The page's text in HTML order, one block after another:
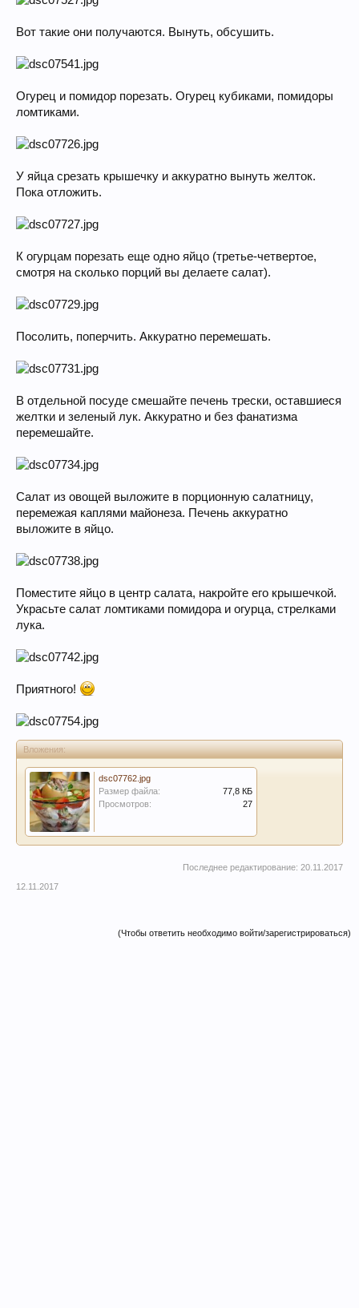
Вот такие они получаются. Вынуть, обсушить.
Огурец и помидор порезать. Огурец кубиками, помидоры
ломтиками.
У яйца срезать крышечку и аккуратно вынуть желток.
Пока отложить.
К огурцам порезать еще одно яйцо (третье-четвертое,
смотря на сколько порций вы делаете салат).
Посолить, поперчить. Аккуратно перемешать.
В отдельной посуде смешайте печень трески, оставшиеся
желтки и зеленый лук. Аккуратно и без фанатизма
перемешайте.
Салат из овощей выложите в порционную салатницу,
перемежая каплями майонеза. Печень аккуратно
выложите в яйцо.
Поместите яйцо в центр салата, накройте его крышечкой.
Украсьте салат ломтиками помидора и огурца, стрелками
лука.
Приятного!
Вложения:
dsc07762.jpg
Размер файла:
77,8 КБ
Просмотров:
27
Последнее редактирование: 20.11.2017
12.11.2017
(Чтобы ответить необходимо войти/зарегистрироваться)